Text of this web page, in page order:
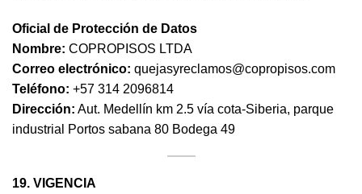
Oficial de Protección de Datos
Nombre: COPROPISOS LTDA
Correo electrónico: quejasyreclamos@copropisos.com
Teléfono: +57 314 2096814
Dirección: Aut. Medellín km 2.5 vía cota-Siberia, parque
industrial Portos sabana 80 Bodega 49
19. VIGENCIA